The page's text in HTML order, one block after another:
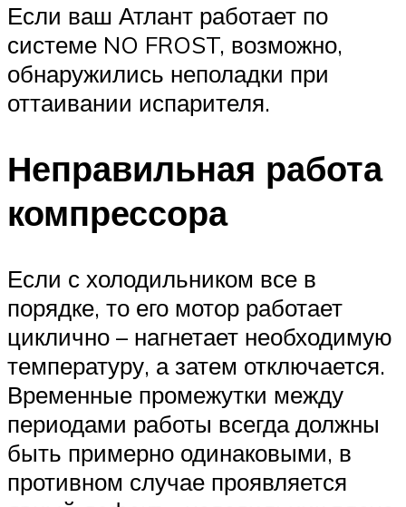
Если ваш Атлант работает по
системе NO FROST, возможно,
обнаружились неполадки при
оттаивании испарителя.
Неправильная работа
компрессора
Если с холодильником все в
порядке, то его мотор работает
циклично – нагнетает необходимую
температуру, а затем отключается.
Временные промежутки между
периодами работы всегда должны
быть примерно одинаковыми, в
противном случае проявляется